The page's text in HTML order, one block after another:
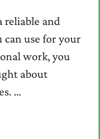
reliable and
use for your
work, you
about
…